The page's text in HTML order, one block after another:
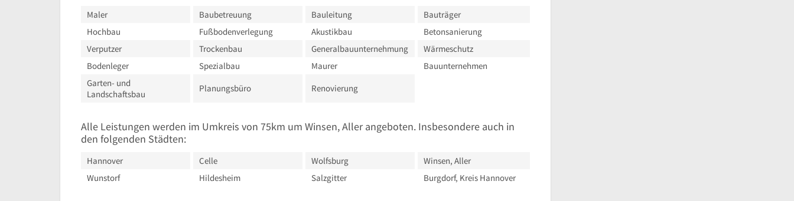
Maler Baubetreuung Bauleitung
Bauträger
Hochbau
Fußbodenverlegung Akustikbau
Betonsanierung
Verputzer
Trockenbau Generalbauunternehmung
Wärmeschutz
Bodenleger
Spezialbau Maurer
Bauunternehmen
Garten- und
Landschaftsbau
Planungsbüro Renovierung
Alle Leistungen werden im Umkreis von 75km um Winsen, Aller angeboten. Insbesondere auch in
den folgenden Städten:
Hannover Celle Wolfsburg
Winsen, Aller
Wunstorf
Hildesheim Salzgitter Burgdorf, Kreis Hannover